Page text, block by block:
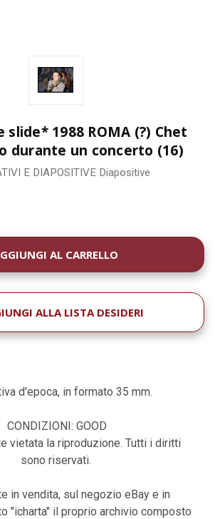
1988 ROMA (?) Chet
durante un concerto (16)
E DIAPOSITIVE Diapositive
ALLA LISTA DESIDERI
d'epoca, in formato 35 mm.
CONDIZIONI: GOOD
vietata la riproduzione. Tutti i diritti
sono riservati.
in vendita, sul negozio eBay e in
"icharta" il proprio archivio composto